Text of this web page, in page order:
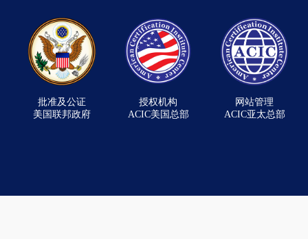
批准及公证
美国联邦政府
授权机构
ACIC美国总部
网站管理
ACIC亚太总部